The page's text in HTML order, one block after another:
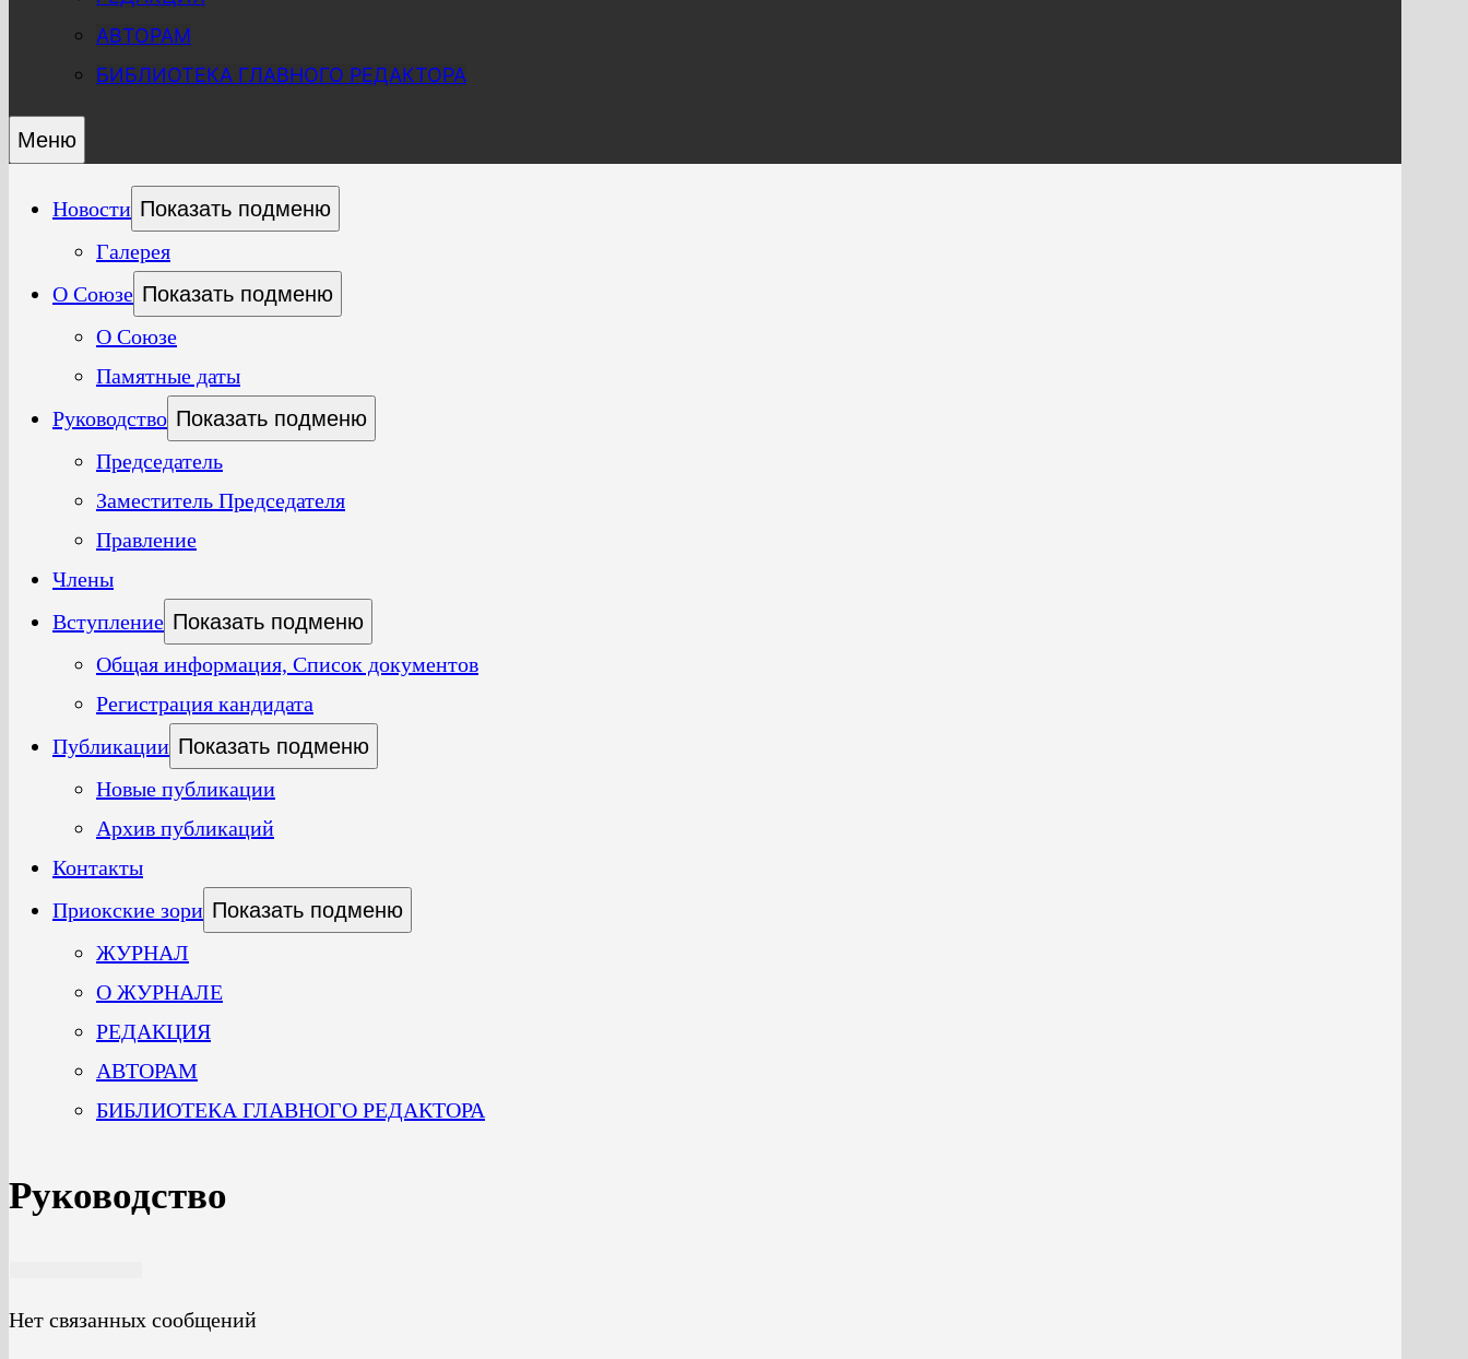
АВТОРАМ
БИБЛИОТЕКА ГЛАВНОГО РЕДАКТОРА
Меню
Новости Показать подменю
Галерея
О Союзе Показать подменю
О Союзе
Памятные даты
Руководство Показать подменю
Председатель
Заместитель Председателя
Правление
Члены
Вступление Показать подменю
Общая информация, Список документов
Регистрация кандидата
Публикации Показать подменю
Новые публикации
Архив публикаций
Контакты
Приокские зори Показать подменю
ЖУРНАЛ
О ЖУРНАЛЕ
РЕДАКЦИЯ
АВТОРАМ
БИБЛИОТЕКА ГЛАВНОГО РЕДАКТОРА
Руководство
Нет связанных сообщений